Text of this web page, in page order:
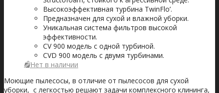
Высокоэффективная турбина TwinFlo’.
Предназначен для сухой и влажной уборки.
Уникальная система фильтров высокой
эффективности.
CV 900 модель с одной турбиной.
CVD 900 модель с двумя турбинами.
Нет в наличии
Моющие пылесосы, в отличие от пылесосов для сухой
уборки, с легкостью решают задачи комплексного клининга,